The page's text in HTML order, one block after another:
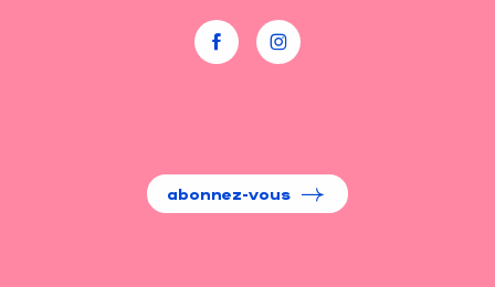
abonnez-vous